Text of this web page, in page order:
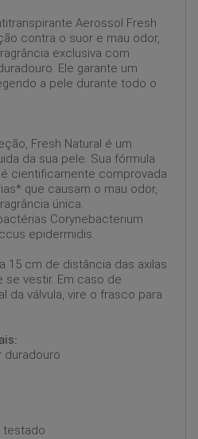
Aerossol Fresh
contra o suor e mau odor,
exclusiva com
Ele garante um
a pele durante todo o
Fresh Natural é um
da sua pele. Sua fórmula
é cientificamente comprovada
que causam o mau odor,
única.
Corynebacterium
epidermidis.
15 cm de distância das axilas.
se vestir. Em caso de
da válvula, vire o frasco para
duradouro
testado